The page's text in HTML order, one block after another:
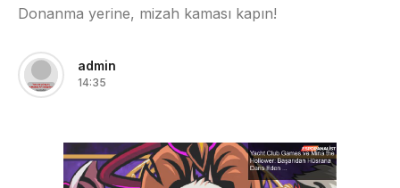
Donanma yerine, mizah kaması kapın!
admin
14:35